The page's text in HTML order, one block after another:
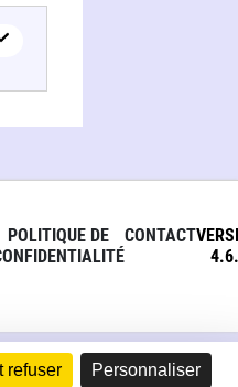
refuser Personnaliser
POLITIQUE DE
CONTACT